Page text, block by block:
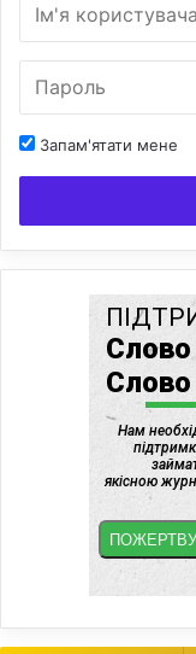
Запам'ятати мене